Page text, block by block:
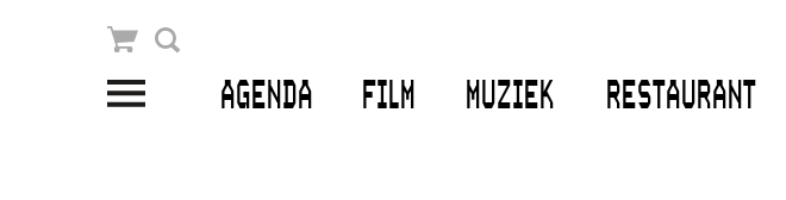
AGENDA FILM MUZIEK RESTAURANT
Winkelmandje